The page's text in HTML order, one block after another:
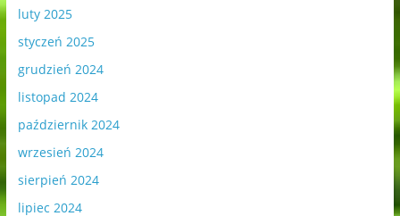
luty 2025
styczeń 2025
grudzień 2024
listopad 2024
październik 2024
wrzesień 2024
sierpień 2024
lipiec 2024